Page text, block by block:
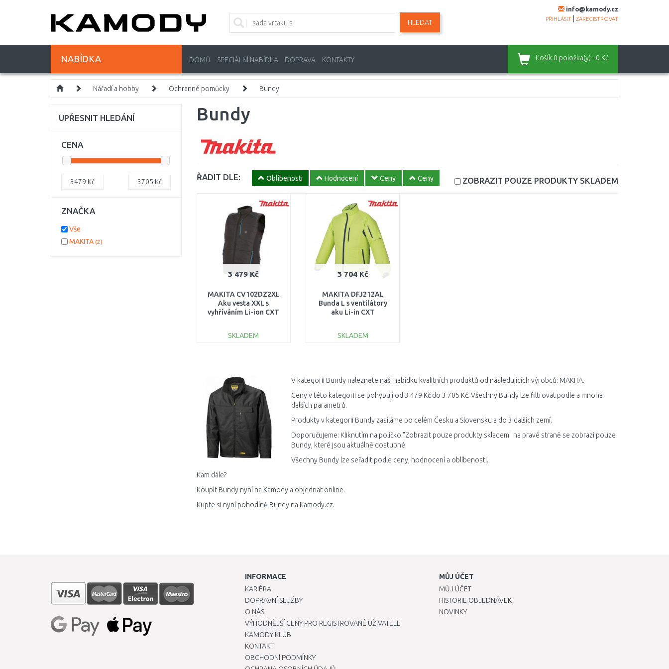
info@kamody.cz
PŘIHLÁSIT ZAREGISTROVAT
HLEDAT
NABÍDKA DOMŮ SPECIÁLNÍ NABÍDKA DOPRAVA KONTAKTY Košík 0 položka(y) - 0 Kč
Nářadí a hobby Ochranné pomůcky Bundy
Bundy
ŘADIT DLE: Oblíbenosti Hodnocení Ceny Ceny ZOBRAZIT POUZE PRODUKTY SKLADEM
3 479 Kč
MAKITA CV102DZ2XL
Aku vesta XXL s
vyhříváním Li-ion CXT
SKLADEM
3 704 Kč
MAKITA DFJ212AL
Bunda L s ventilátory
aku Li-in CXT
SKLADEM
V kategorii Bundy naleznete naši nabídku kvalitních produktů od následujících výrobců: MAKITA.
Ceny v této kategorii se pohybují od 3 479 Kč do 3 705 Kč. Všechny Bundy lze filtrovat podle a mnoha
dalších parametrů.
Produkty v kategorii Bundy zasíláme po celém Česku a Slovensku a do 3 dalších zemí.
Doporučujeme: Kliknutím na políčko "Zobrazit pouze produkty skladem" na pravé straně se zobrazí pouze
Bundy, které jsou aktuálně dostupné.
Všechny Bundy lze seřadit podle ceny, hodnocení a oblíbenosti.
Kam dále?
Koupit Bundy nyní na Kamody a objednat online.
Kupte si nyní pohodlně Bundy na Kamody.cz.
UPŘESNIT HLEDÁNÍ
CENA
3479 Kč 3705 Kč
ZNAČKA
Vše
MAKITA (2)
INFORMACE
KARIÉRA
DOPRAVNÍ SLUŽBY
O NÁS
VÝHODNĚJŠÍ CENY PRO REGISTROVANÉ UŽIVATELE
KAMODY KLUB
KONTAKT
OBCHODNÍ PODMÍNKY
MŮJ ÚČET
MŮJ ÚČET
HISTORIE OBJEDNÁVEK
NOVINKY